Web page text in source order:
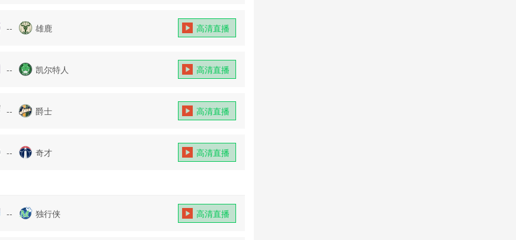
-- 雄鹿 高清直播
-- 凯尔特人 高清直播
-- 爵士 高清直播
-- 奇才 高清直播
-- 独行侠 高清直播